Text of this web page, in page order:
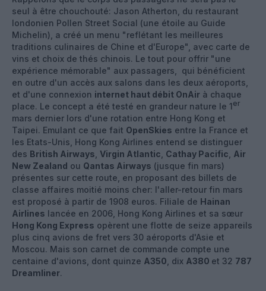
seul à être chouchouté: Jason Atherton, du restaurant
londonien Pollen Street Social (une étoile au Guide
Michelin), a créé un menu "reflétant les meilleures
traditions culinaires de Chine et d'Europe", avec carte de
vins et choix de thés chinois. Le tout pour offrir "une
expérience mémorable" aux passagers, qui bénéficient
en outre d'un accès aux salons dans les deux aéroports,
et d'une connexion internet haut débit OnAir à chaque
place. Le concept a été testé en grandeur nature le 1er
mars dernier lors d'une rotation entre Hong Kong et
Taipei. Emulant ce que fait OpenSkies entre la France et
les Etats-Unis, Hong Kong Airlines entend se distinguer
des British Airways Virgin Atlantic Cathay Pacific Air
New Zealand ou Qantas Airways (jusque fin mars)
présentes sur cette route, en proposant des billets de
classe affaires moitié moins cher: l'aller-retour fin mars
est proposé à partir de 1908 euros. Filiale de Hainan
Airlines lancée en 2006, Hong Kong Airlines et sa sœur
Hong Kong Express opèrent une flotte de seize appareils
plus cinq avions de fret vers 30 aéroports d'Asie et
Moscou. Mais son carnet de commande compte une
centaine d'avions, dont quinze A350 , dix A380 et 32 787
Dreamliner.